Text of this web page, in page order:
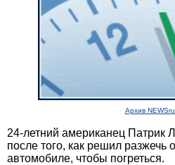
Архив
24-летний американец Патрик
после того, как решил разжечь
автомобиле, чтобы погреться.